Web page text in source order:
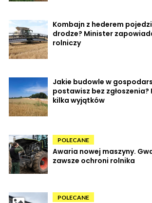
Kombajn z hederem
drodze? Minister
rolniczy
Jakie budowle w
postawisz bez zgłoszenia?
kilka wyjątków
POLECANE
Awaria nowej maszyny.
zawsze ochroni rolnika
POLECANE